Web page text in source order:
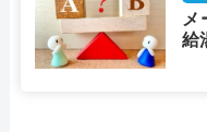
メ
給